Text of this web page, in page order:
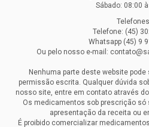
Sábado: 08:00
Telefone: (45)
Whatsapp (45) 9
Ou pelo nosso e-mail:
Nenhuma parte deste website
permissão escrita. Qualquer dúvida
nosso site, entre em contato através
Os medicamentos sob prescrição
apresentação da receita ou
É proibido comercializar